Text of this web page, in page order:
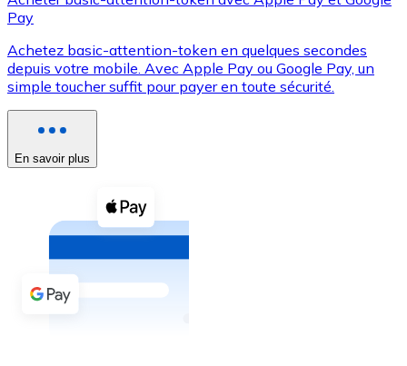
Voir toutes
Coupons crypto
Achetez des cryptomonnaies en espèces et d'autres
Virement SEPA
Acheter avec virement bancaire
Pay
Achetez basic-attention-token en quelques secondes
depuis votre mobile. Avec Apple Pay ou Google Pay, un
simple toucher suffit pour payer en toute sécurité.
En savoir plus